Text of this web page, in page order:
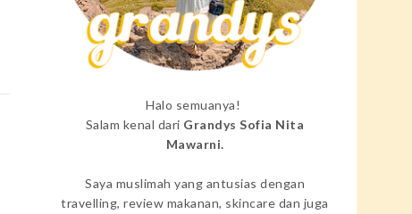
Halo semuanya!
Salam kenal dari Grandys Sofia Nita
Mawarni.
Saya muslimah yang antusias dengan
travelling, review makanan, skincare dan juga